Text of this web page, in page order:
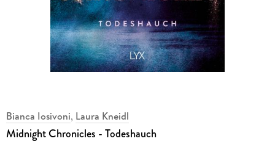
Bianca Iosivoni, Laura Kneidl
Midnight Chronicles - Todeshauch